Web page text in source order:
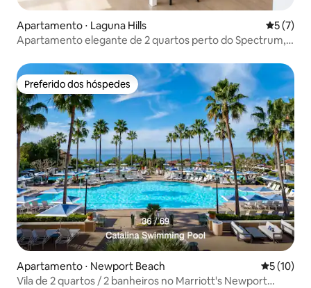
Apartamento ⋅ Laguna Hills 5 de
5 (7)
Apartamento elegante de 2 quartos perto do Spectrum,
Preferido dos hóspedes
Preferido dos hóspedes
Apartamento ⋅ Newport Beach 5 de uma
5 (10)
Vila de 2 quartos / 2 banheiros no Marriott's Newport